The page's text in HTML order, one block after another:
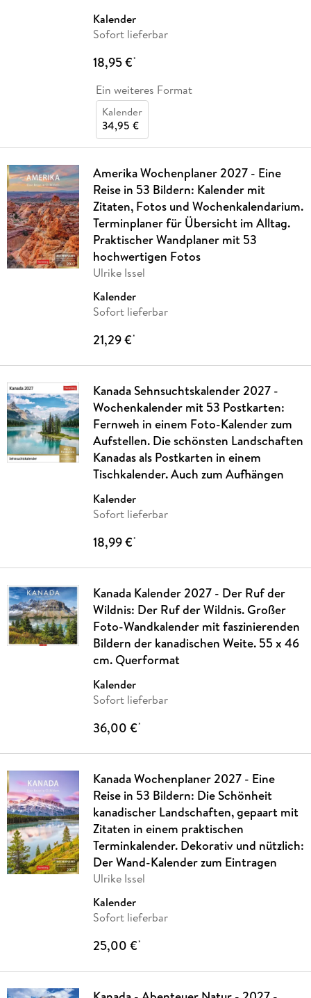
Kalender
Sofort lieferbar
18,95 €*
Ein weiteres Format
Kalender
34,95 €
Amerika Wochenplaner 2027 - Eine
Reise in 53 Bildern: Kalender mit
Zitaten, Fotos und Wochenkalendarium.
Terminplaner für Übersicht im Alltag.
Praktischer Wandplaner mit 53
hochwertigen Fotos
Ulrike Issel
Kalender
Sofort lieferbar
21,29 €*
Kanada Sehnsuchtskalender 2027 -
Wochenkalender mit 53 Postkarten:
Fernweh in einem Foto-Kalender zum
Aufstellen. Die schönsten Landschaften
Kanadas als Postkarten in einem
Tischkalender. Auch zum Aufhängen
Kalender
Sofort lieferbar
18,99 €*
Kanada Kalender 2027 - Der Ruf der
Wildnis: Der Ruf der Wildnis. Großer
Foto-Wandkalender mit faszinierenden
Bildern der kanadischen Weite. 55 x 46
cm. Querformat
Kalender
Sofort lieferbar
36,00 €*
Kanada Wochenplaner 2027 - Eine
Reise in 53 Bildern: Die Schönheit
kanadischer Landschaften, gepaart mit
Zitaten in einem praktischen
Terminkalender. Dekorativ und nützlich:
Der Wand-Kalender zum Eintragen
Ulrike Issel
Kalender
Sofort lieferbar
25,00 €*